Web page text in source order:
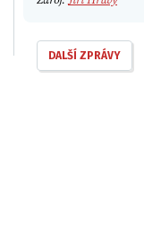
DALŠÍ ZPRÁVY